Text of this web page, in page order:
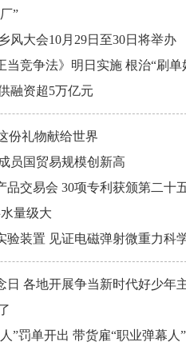
”
风大会10月29日至30日将举办
竞争法》明日实施 根治“刷单
融资超5万亿元
份礼物献给世界
员国贸易规模创新高
品交易会 30项专利获颁第二十
量级大
验装置 见证电磁弹射微重力科
日 各地开展争当新时代好少年
”罚单开出 带货雇“职业弹幕人